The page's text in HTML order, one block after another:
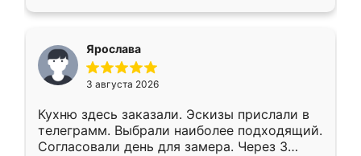
Ярослава
3 августа 2026
Кухню здесь заказали. Эскизы прислали в
телеграмм. Выбрали наиболее подходящий.
Согласовали день для замера. Через 3